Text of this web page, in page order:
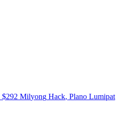
$292 Milyong Hack, Plano Lumipat